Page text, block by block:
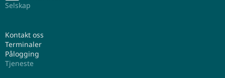
Selskap
Kontakt oss
Terminaler
Pålogging
Tjeneste